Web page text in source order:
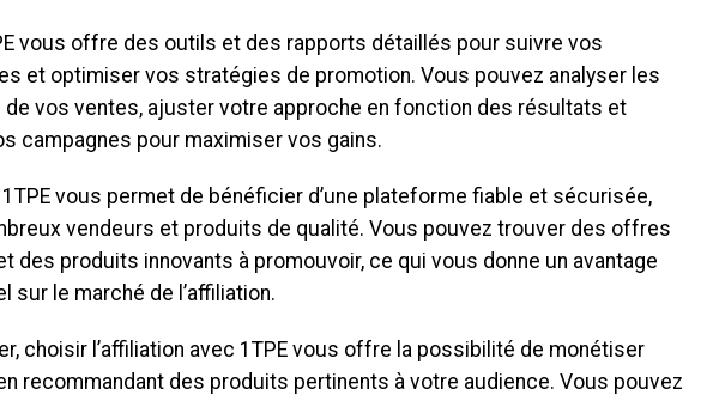
vous offre des outils et des rapports détaillés pour suivre vos
et optimiser vos stratégies de promotion. Vous pouvez analyser les
vos ventes, ajuster votre approche en fonction des résultats et
campagnes pour maximiser vos gains.
vous permet de bénéficier d’une plateforme fiable et sécurisée,
vendeurs et produits de qualité. Vous pouvez trouver des offres
des produits innovants à promouvoir, ce qui vous donne un avantage
sur le marché de l’affiliation.
choisir l’affiliation avec 1TPE vous offre la possibilité de monétiser
recommandant des produits pertinents à votre audience. Vous pouvez